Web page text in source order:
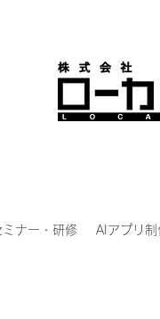
ミナー・研修 AIアプリ制